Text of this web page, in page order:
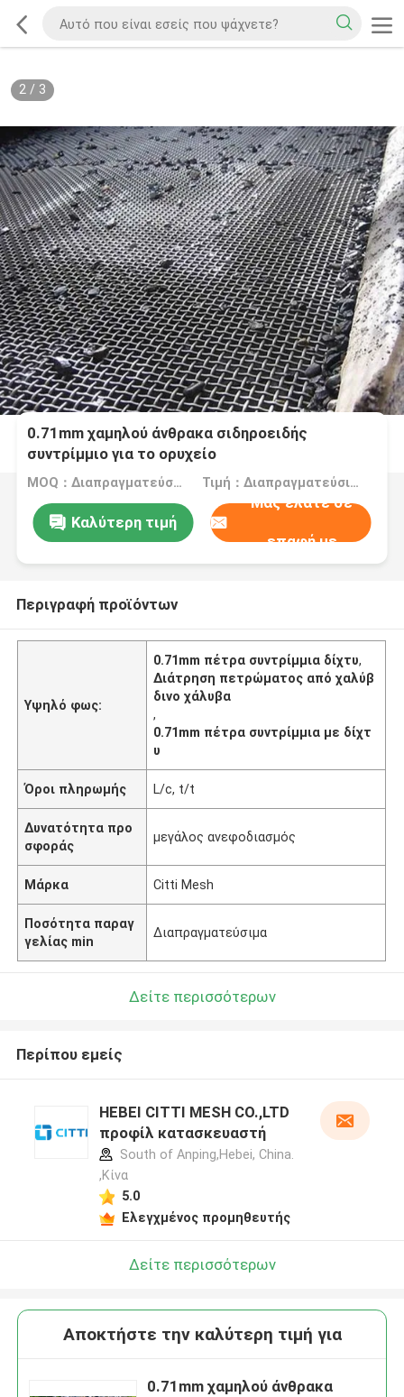
2/ 3
0.71mm χαμηλού άνθρακα σιδηροειδής
συντρίμμιο για το ορυχείο
MOQ：Διαπραγματεύσιμα Τιμή：Διαπραγματεύσιμα
Καλύτερη τιμή
Μας ελάτε σε
επαφή με
Περιγραφή προϊόντων
Υψηλό φως:
0.71mm πέτρα συντρίμμια δίχτυ,
Διάτρηση πετρώματος από χαλύβ
δινο χάλυβα
,
0.71mm πέτρα συντρίμμια με δίχτ
υ
Όροι πληρωμής L/c, t/t
Δυνατότητα προ
σφοράς
μεγάλος ανεφοδιασμός
Μάρκα Citti Mesh
Ποσότητα παραγ
γελίας min
Διαπραγματεύσιμα
Δείτε περισσότερων
Περίπου εμείς
HEBEI CITTI MESH CO.,LTD
προφίλ κατασκευαστή
South of Anping,Hebei, China.
,Κίνα
5.0
Ελεγχμένος προμηθευτής
Δείτε περισσότερων
Αποκτήστε την καλύτερη τιμή για
0.71mm χαμηλού άνθρακα